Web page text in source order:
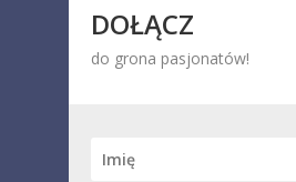
DOŁĄCZ
do grona pasjonatów!